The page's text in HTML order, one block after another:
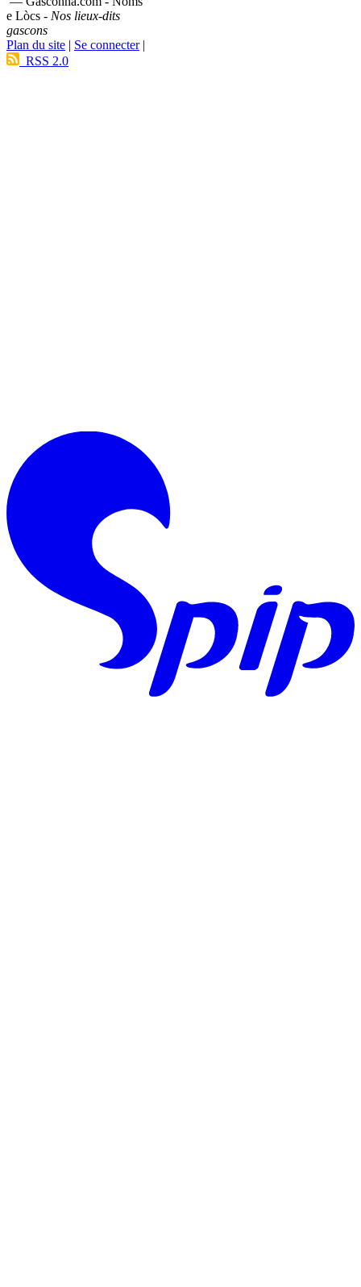
e Lòcs - Nos lieux-dits
gascons
Plan du site | Se connecter|
RSS 2.0